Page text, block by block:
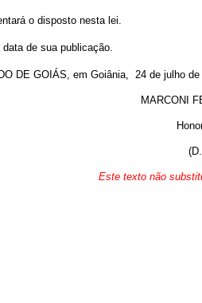
o disposto nesta lei.
de sua publicação.
DE GOIÁS, em Goiânia, 24 de julho de
MARCONI
Este texto não